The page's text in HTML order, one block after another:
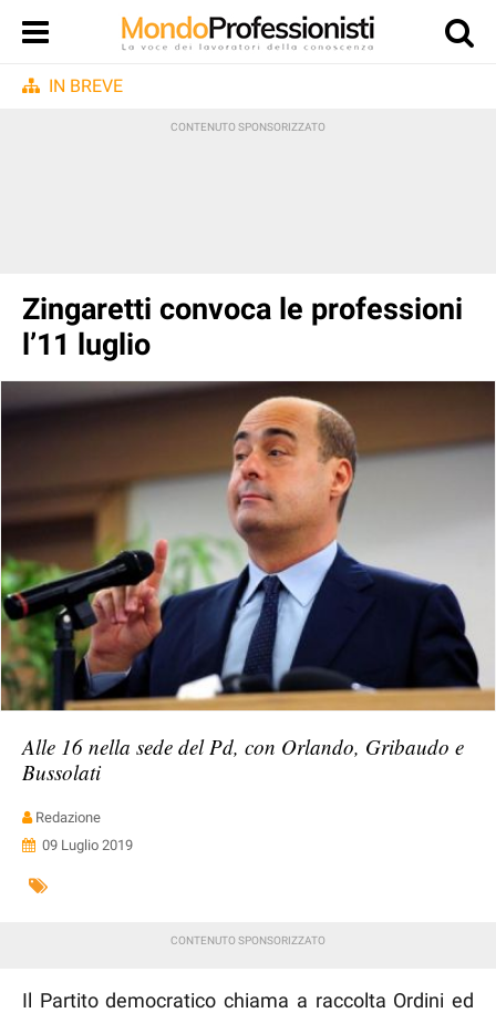
IN BREVE
Zingaretti convoca le professioni
l’11 luglio
Alle 16 nella sede del Pd, con Orlando, Gribaudo e
Bussolati
Redazione
09 Luglio 2019
Il Partito democratico chiama a raccolta Ordini ed